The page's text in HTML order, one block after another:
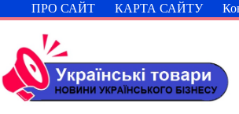
Перейти
до
ПРО САЙТ КАРТА САЙТУ